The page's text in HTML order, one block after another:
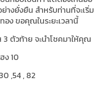
างยั่งยืน สำหรับท่านที่จะเริ่ม
ง ขอคุณในระยะเวลานี้
3 ตัวท้าย จะนำโชคมาให้คุณ
ง 10
,54 , 82